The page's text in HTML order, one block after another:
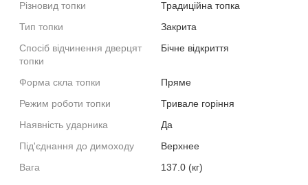
Різновид топки
Традиційна топка
Тип топки
Закрита
Спосіб відчинення дверцят
топки
Бічне відкриття
Форма скла топки
Пряме
Режим роботи топки
Тривале горіння
Наявність ударника
Да
Під'єднання до димоходу
Верхнее
Вага
137.0 (кг)